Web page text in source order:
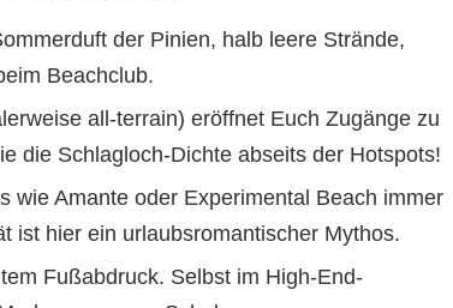
der Pinien, halb leere Strände,
Beachclub.
all-terrain) eröffnet Euch Zugänge zu
die Schlagloch-Dichte abseits der Hotspots!
wie Amante oder Experimental Beach immer
ist hier ein urlaubsromantischer Mythos.
Fußabdruck. Selbst im High-End-